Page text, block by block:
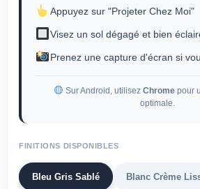
Appuyez sur "Projeter Chez Moi"
Visez un sol dégagé et bien
Prenez une capture d'écran si
Sur Android, utilisez Chromepour
optimale.
FINITIONS DISPONIBLES
Bleu Gris Sablé Blanc Crème